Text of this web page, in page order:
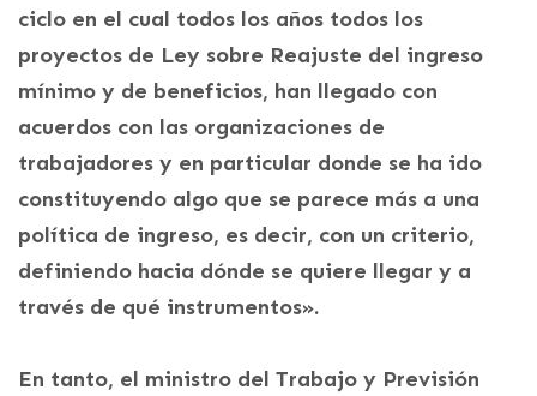
ciclo en el cual todos los años todos los
proyectos de Ley sobre Reajuste del ingreso
mínimo y de beneficios, han llegado con
acuerdos con las organizaciones de
trabajadores y en particular donde se ha ido
constituyendo algo que se parece más a una
política de ingreso, es decir, con un criterio,
definiendo hacia dónde se quiere llegar y a
través de qué instrumentos».
En tanto, el ministro del Trabajo y Previsión